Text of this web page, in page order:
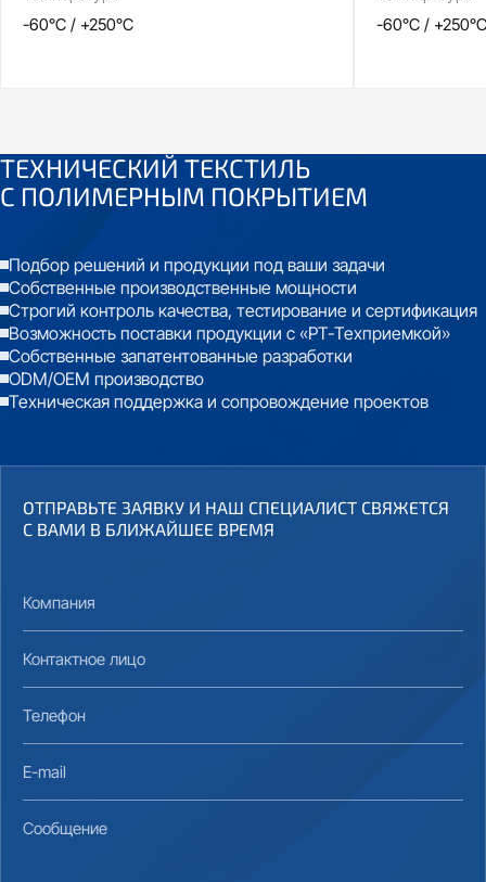
-60°C / +250°C
-60°C /
ТЕХНИЧЕСКИЙ ТЕКСТИЛЬ
С ПОЛИМЕРНЫМ ПОКРЫТИЕМ
Подбор решений и продукции под ваши задачи
Собственные производственные мощности
Строгий контроль качества, тестирование и сертификация
Возможность поставки продукции с «РТ-Техприемкой»
Собственные запатентованные разработки
ODM/OEM производство
Техническая поддержка и сопровождение проектов
ОТПРАВЬТЕ ЗАЯВКУ И НАШ СПЕЦИАЛИСТ СВЯЖЕТСЯ
С ВАМИ В БЛИЖАЙШЕЕ ВРЕМЯ